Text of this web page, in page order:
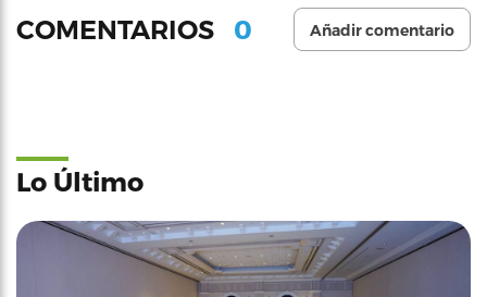
COMENTARIOS 0 Añadir comentario
Lo Último